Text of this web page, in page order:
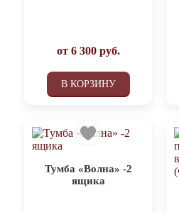
от 6 300руб.
В КОРЗИНУ
Тумба «Волна» -2
ящика